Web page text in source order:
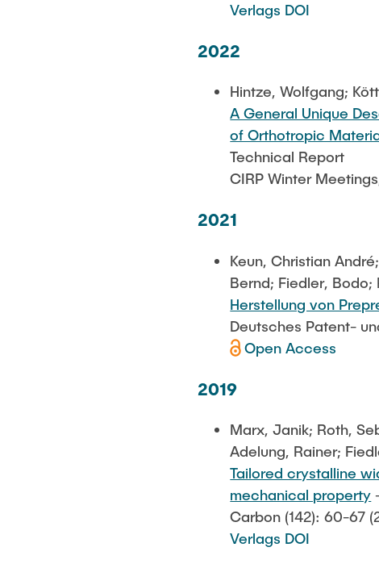
Verlags DOI
2022
Hintze, Wolfgang;
A General Unique
of Orthotropic
Technical Report
CIRP Winter
2021
Keun, Christian
Bernd; Fiedler, Bodo;
Herstellung von
Deutsches Patent-
Open Access
2019
Marx, Janik; Roth,
Adelung, Rainer;
Tailored crystalline
mechanical property
Carbon (142): 60-67
Verlags DOI